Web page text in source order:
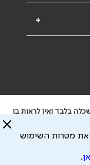
+
בלבד ואין לראות בו
באתר זה ולכל נזק
וכי חלק ממנו עשוי
את מטרות השימוש
.